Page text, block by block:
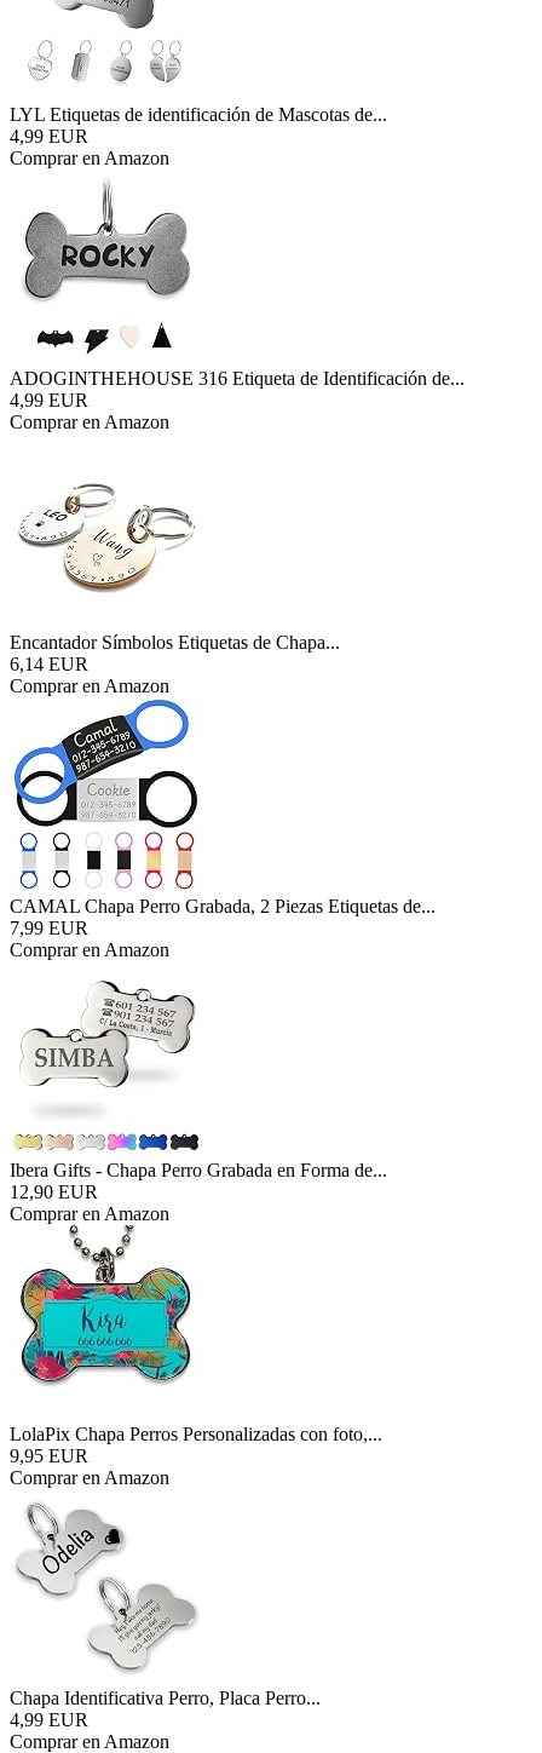
LYL Etiquetas de identificación de Mascotas de...
4,99 EUR
Comprar en Amazon
ADOGINTHEHOUSE 316 Etiqueta de Identificación de...
4,99 EUR
Comprar en Amazon
Encantador Símbolos Etiquetas de Chapa...
6,14 EUR
Comprar en Amazon
CAMAL Chapa Perro Grabada, 2 Piezas Etiquetas de...
7,99 EUR
Comprar en Amazon
Ibera Gifts - Chapa Perro Grabada en Forma de...
12,90 EUR
Comprar en Amazon
LolaPix Chapa Perros Personalizadas con foto,...
9,95 EUR
Comprar en Amazon
Chapa Identificativa Perro, Placa Perro...
4,99 EUR
Comprar en Amazon